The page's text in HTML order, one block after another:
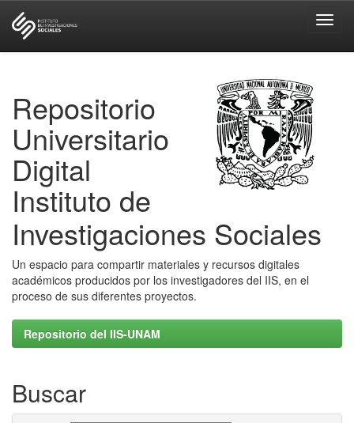
Repositorio
Universitario
Digital
Instituto de
Investigaciones Sociales
Un espacio para compartir materiales y recursos digitales
académicos producidos por los investigadores del IIS, en el
proceso de sus diferentes proyectos.
Repositorio del IIS-UNAM
Buscar